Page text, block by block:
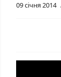
09 січня 2014